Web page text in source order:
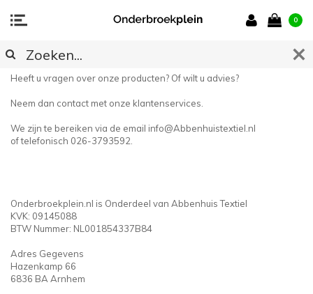
0
CONTACT
Heeft u vragen over onze producten? Of wilt u advies?
Neem dan contact met onze klantenservices.
We zijn te bereiken via de email info@Abbenhuistextiel.nl
of telefonisch 026-3793592.
Onderbroekplein.nl is Onderdeel van Abbenhuis Textiel
KVK: 09145088
BTW Nummer: NL001854337B84
Adres Gegevens
Hazenkamp 66
6836 BA Arnhem